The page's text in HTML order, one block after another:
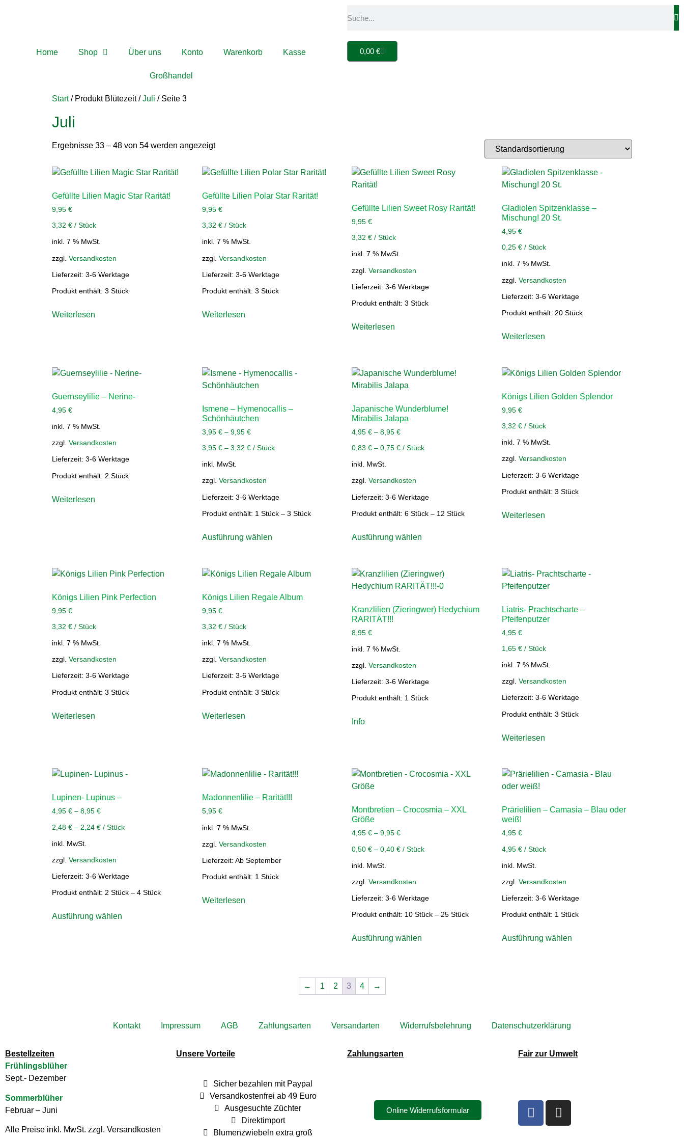
Home Shop Über uns Konto Warenkorb Kasse
Großhandel
0,00 €
Start/ Produkt Blütezeit /Juli / Seite 3
Juli
Ergebnisse 33 – 48 von 54 werden angezeigt
Gefüllte Lilien Magic Star Rarität!
9,95 €
3,32 € / Stück
inkl. 7 % MwSt.
zzgl. Versandkosten
Lieferzeit: 3-6 Werktage
Produkt enthält: 3 Stück
Weiterlesen
Gefüllte Lilien Polar Star Rarität!
9,95 €
3,32 €/ Stück
inkl. 7 % MwSt.
zzgl. Versandkosten
Lieferzeit: 3-6 Werktage
Produkt enthält: 3 Stück
Weiterlesen
Gefüllte Lilien Sweet Rosy Rarität!
9,95€
3,32€ /Stück
inkl. 7 % MwSt.
zzgl.Versandkosten
Lieferzeit:3-6 Werktage
Produkt enthält: 3Stück
Weiterlesen
Gladiolen Spitzenklasse –
Mischung! 20 St.
4,95€
0,25€ /Stück
inkl. 7 % MwSt.
zzgl.Versandkosten
Lieferzeit:3-6 Werktage
Produkt enthält: 20Stück
Weiterlesen
Guernseylilie – Nerine-
4,95 €
inkl. 7 % MwSt.
zzgl. Versandkosten
Lieferzeit: 3-6 Werktage
Produkt enthält: 2 Stück
Weiterlesen
Ismene – Hymenocallis –
Schönhäutchen
3,95 €– 9,95 €
3,95 €– 3,32 €/ Stück
inkl. MwSt.
zzgl. Versandkosten
Lieferzeit: 3-6 Werktage
Produkt enthält: 1 Stück– 3 Stück
Ausführung wählen
Japanische Wunderblume!
Mirabilis Jalapa
4,95€ –8,95€
0,83€ –0,75€ /Stück
inkl. MwSt.
zzgl.Versandkosten
Lieferzeit:3-6 Werktage
Produkt enthält: 6Stück – 12Stück
Ausführung wählen
Königs Lilien Golden Splendor
9,95€
3,32€ /Stück
inkl. 7 % MwSt.
zzgl.Versandkosten
Lieferzeit:3-6 Werktage
Produkt enthält: 3Stück
Weiterlesen
Königs Lilien Pink Perfection
9,95 €
3,32 € / Stück
inkl. 7 % MwSt.
zzgl. Versandkosten
Lieferzeit: 3-6 Werktage
Produkt enthält: 3 Stück
Weiterlesen
Königs Lilien Regale Album
9,95 €
3,32 €/ Stück
inkl. 7 % MwSt.
zzgl. Versandkosten
Lieferzeit: 3-6 Werktage
Produkt enthält: 3 Stück
Weiterlesen
Kranzlilien (Zieringwer) Hedychium
RARITÄT!!!
8,95€
inkl. 7 % MwSt.
zzgl.Versandkosten
Lieferzeit:3-6 Werktage
Produkt enthält: 1Stück
Info
Liatris- Prachtscharte –
Pfeifenputzer
4,95€
1,65€ /Stück
inkl. 7 % MwSt.
zzgl.Versandkosten
Lieferzeit:3-6 Werktage
Produkt enthält: 3Stück
Weiterlesen
Lupinen- Lupinus –
4,95 € – 8,95 €
2,48 € – 2,24 € / Stück
inkl. MwSt.
zzgl. Versandkosten
Lieferzeit: 3-6 Werktage
Produkt enthält: 2 Stück – 4 Stück
Ausführung wählen
Madonnenlilie – Rarität!!!
5,95 €
inkl. 7 % MwSt.
zzgl. Versandkosten
Lieferzeit: Ab September
Produkt enthält: 1 Stück
Weiterlesen
Montbretien – Crocosmia – XXL
Größe
4,95€ –9,95€
0,50€ –0,40€ /Stück
inkl. MwSt.
zzgl.Versandkosten
Lieferzeit:3-6 Werktage
Produkt enthält: 10Stück – 25Stück
Ausführung wählen
Prärielilien – Camasia – Blau oder
weiß!
4,95€
4,95€ /Stück
inkl. MwSt.
zzgl.Versandkosten
Lieferzeit:3-6 Werktage
Produkt enthält: 1Stück
Ausführung wählen
← 1 2 3 4 →
Kontakt Impressum AGB Zahlungsarten Versandarten Widerrufsbelehrung Datenschutzerklärung
Bestellzeiten
Frühlingsblüher
Sept.- Dezember
Sommerblüher
Februar – Juni
Alle Preise inkl. MwSt. zzgl. Versandkosten
Unsere Vorteile
Sicher bezahlen mit Paypal
Versandkostenfrei ab 49 Euro
Ausgesuchte Züchter
Direktimport
Blumenzwiebeln extra groß
Zahlungsarten
Online Widerrufsformular
Fair zur Umwelt